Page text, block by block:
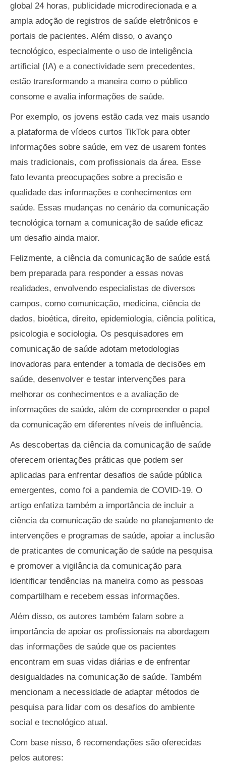
global 24 horas, publicidade microdirecionada e a
ampla adoção de registros de saúde eletrônicos e
portais de pacientes. Além disso, o avanço
tecnológico, especialmente o uso de inteligência
artificial (IA) e a conectividade sem precedentes,
estão transformando a maneira como o público
consome e avalia informações de saúde.
Por exemplo, os jovens estão cada vez mais usando
a plataforma de vídeos curtos TikTok para obter
informações sobre saúde, em vez de usarem fontes
mais tradicionais, com profissionais da área. Esse
fato levanta preocupações sobre a precisão e
qualidade das informações e conhecimentos em
saúde. Essas mudanças no cenário da comunicação
tecnológica tornam a comunicação de saúde eficaz
um desafio ainda maior.
Felizmente, a ciência da comunicação de saúde está
bem preparada para responder a essas novas
realidades, envolvendo especialistas de diversos
campos, como comunicação, medicina, ciência de
dados, bioética, direito, epidemiologia, ciência política,
psicologia e sociologia. Os pesquisadores em
comunicação de saúde adotam metodologias
inovadoras para entender a tomada de decisões em
saúde, desenvolver e testar intervenções para
melhorar os conhecimentos e a avaliação de
informações de saúde, além de compreender o papel
da comunicação em diferentes níveis de influência.
As descobertas da ciência da comunicação de saúde
oferecem orientações práticas que podem ser
aplicadas para enfrentar desafios de saúde pública
emergentes, como foi a pandemia de COVID-19. O
artigo enfatiza também a importância de incluir a
ciência da comunicação de saúde no planejamento de
intervenções e programas de saúde, apoiar a inclusão
de praticantes de comunicação de saúde na pesquisa
e promover a vigilância da comunicação para
identificar tendências na maneira como as pessoas
compartilham e recebem essas informações.
Além disso, os autores também falam sobre a
importância de apoiar os profissionais na abordagem
das informações de saúde que os pacientes
encontram em suas vidas diárias e de enfrentar
desigualdades na comunicação de saúde. Também
mencionam a necessidade de adaptar métodos de
pesquisa para lidar com os desafios do ambiente
social e tecnológico atual.
Com base nisso, 6 recomendações são oferecidas
pelos autores: